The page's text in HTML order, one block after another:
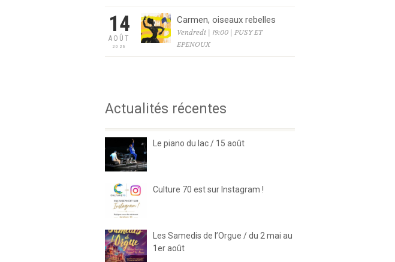
14
AOÛT
2026
Carmen, oiseaux rebelles
Vendredi | 19:00 | PUSY ET
EPENOUX
Actualités récentes
Le piano du lac / 15 août
Culture 70 est sur Instagram !
Les Samedis de l’Orgue / du 2 mai au
1er août